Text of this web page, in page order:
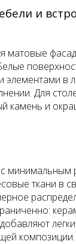
и
матовые
элементами в
Для
камень и
минимальным
ткани в
композиции.